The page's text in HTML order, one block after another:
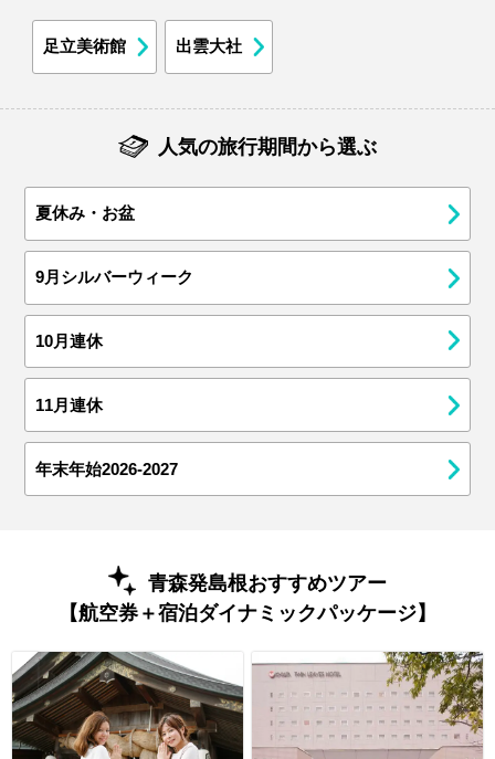
足立美術館 出雲大社
人気の旅行期間から選ぶ
夏休み・お盆
9月シルバーウィーク
10月連休
11月連休
年末年始2026-2027
青森発島根おすすめツアー
【航空券＋宿泊ダイナミックパッケージ】